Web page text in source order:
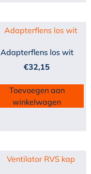
Adapterflens los wit
€32,15
Toevoegen aan
winkelwagen